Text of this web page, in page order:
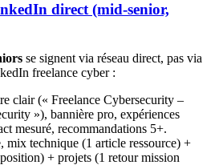
direct (mid-senior,
se signent via réseau direct, pas via
freelance cyber :
clair (« Freelance Cybersecurity –
»), bannière pro, expériences
mesuré, recommandations 5+.
mix technique (1 article ressource) +
+ projets (1 retour mission